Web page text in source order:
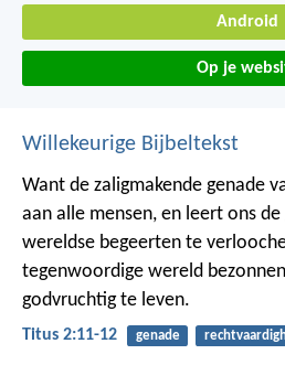
Android
Op je
Willekeurige Bijbeltekst
Want de zaligmakende genade
aan alle mensen, en leert ons
wereldse begeerten te
tegenwoordige wereld
godvruchtig te leven.
Titus 2:11-12 genade